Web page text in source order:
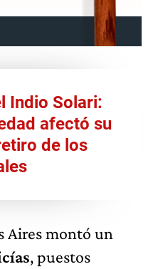
Indio Solari:
afectó su
de los
Aires montó un
, puestos